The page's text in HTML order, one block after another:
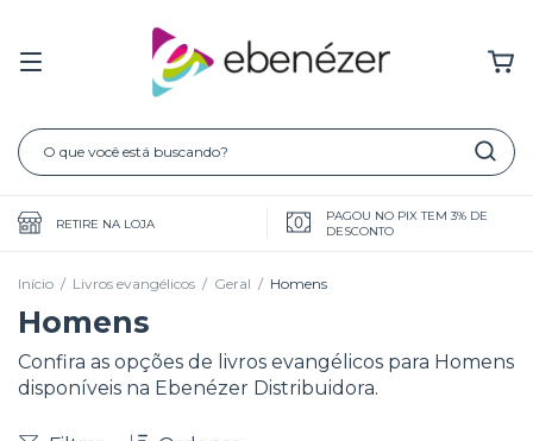
RETIRE NA LOJA
PAGOU NO PIX TEM 3% DE
DESCONTO
Início / Livros evangélicos / Geral / Homens
Homens
Confira as opções de livros evangélicos para Homens
disponíveis na Ebenézer Distribuidora.